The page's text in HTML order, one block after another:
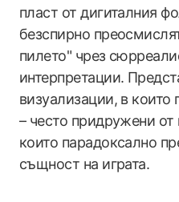
пласт от дигиталния
безспирно
пилето" чрез
интерпретации.
визуализации, в които
– често придружени
които парадоксално
същност на играта.